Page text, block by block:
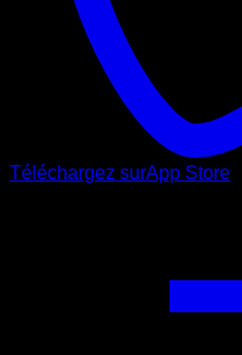
Téléchargez surApp Store